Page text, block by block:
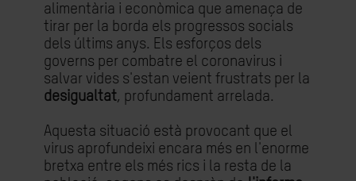
alimentària i econòmica que amenaça de
tirar per la borda els progressos socials
dels últims anys. Els esforços dels
governs per combatre el coronavirus i
salvar vides s'estan veient frustrats per la
desigualtat, profundament arrelada.
Aquesta situació està provocant que el
virus aprofundeixi encara més en l'enorme
bretxa entre els més rics i la resta de la